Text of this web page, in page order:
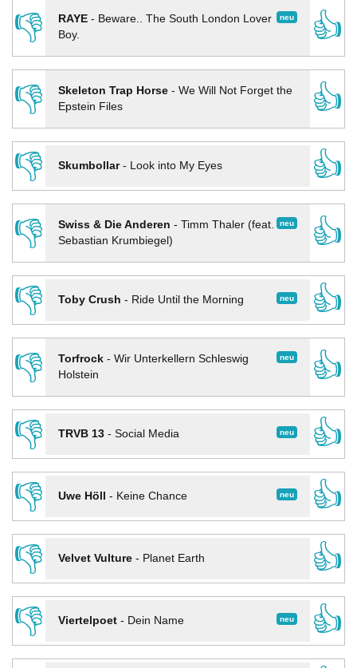
👎
neu
RAYE- Beware.. The South London Lover
Boy.
👍
👎 Skeleton Trap Horse- We Will Not Forget the
Epstein Files
👍
👎
Skumbollar- Look into My Eyes
👍
👎
neu
Swiss & Die Anderen - Timm Thaler (feat.
Sebastian Krumbiegel)
👍
👎
neu
Toby Crush - Ride Until the Morning
👍
👎
neu
Torfrock- Wir Unterkellern Schleswig
Holstein
👍
👎
neu
TRVB 13- Social Media
👍
👎
neu
Uwe Höll - Keine Chance
👍
👎
Velvet Vulture- Planet Earth
👍
👎
neu
Viertelpoet- Dein Name
👍